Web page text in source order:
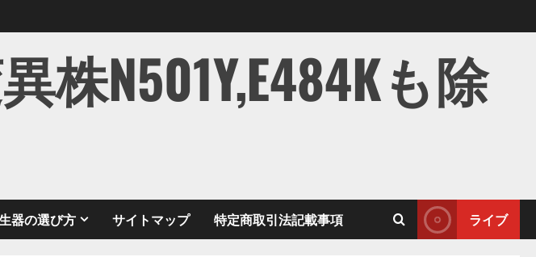
N501Y,E484Kも除
器の選び方 サイトマップ 特定商取引法記載事項 ライブ